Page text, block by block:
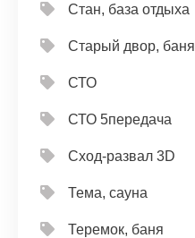
Стан, база отдыха
Старый двор, баня
СТО
СТО 5передача
Сход-развал 3D
Тема, сауна
Теремок, баня